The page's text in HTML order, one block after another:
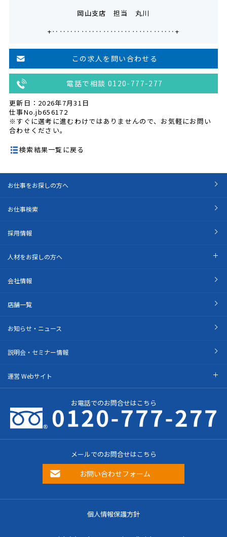
岡山支店 担当 丸川
+‥‥‥‥‥‥‥‥‥‥‥‥‥‥‥‥‥+
この求人を問い合わせる
電話で相談 0120-777-277
更新日：2026年7月31日
仕事No.jb656172
※すぐに選考に進むわけではありませんので、お気軽にお問い
合わせください。
検索結果一覧に戻る
お仕事をお探しの方へ
お仕事検索
採用情報
人材をお探しの方へ
会社情報
店舗一覧
お知らせ・ニュース
説明会・セミナー情報
運営 Webサイト
お電話でのお問合せはこちら
メールでのお問合せはこちら
お問い合わせフォーム
個人情報保護方針